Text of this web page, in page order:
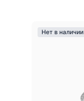
Нет в наличии